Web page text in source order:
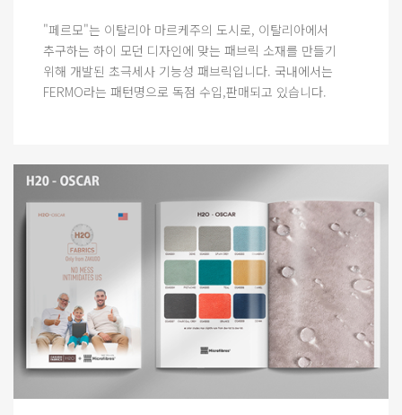
"페르모"는 이탈리아 마르케주의 도시로, 이탈리아에서
추구하는 하이 모던 디자인에 맞는 패브릭 소재를 만들기
위해 개발된 초극세사 기능성 패브릭입니다. 국내에서는
FERMO라는 패턴명으로 독점 수입,판매되고 있습니다.